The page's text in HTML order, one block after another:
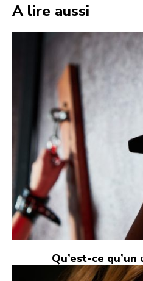
A lire aussi
Qu’est-ce